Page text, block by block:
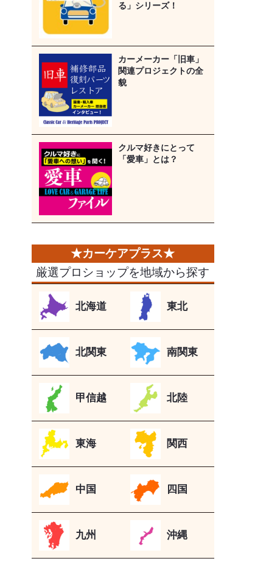
る」シリーズ！
カーメーカー「旧車」
関連プロジェクトの全
貌
クルマ好きにとって
「愛車」とは？
厳選プロショップを地域から探す
北海道 東北
北関東 南関東
甲信越 北陸
東海 関西
中国 四国
九州 沖縄